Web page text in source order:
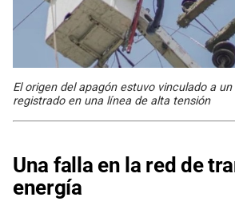
El origen del apagón estuvo vinculado a
registrado en una línea de alta tensión
Una falla en la red de
energía